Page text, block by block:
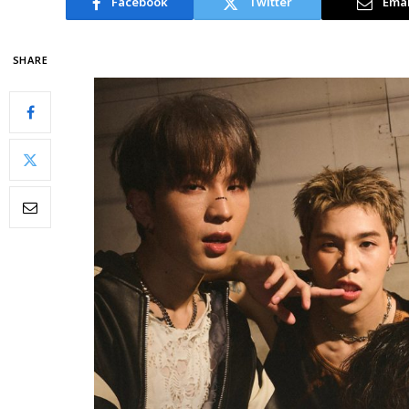
SHARE